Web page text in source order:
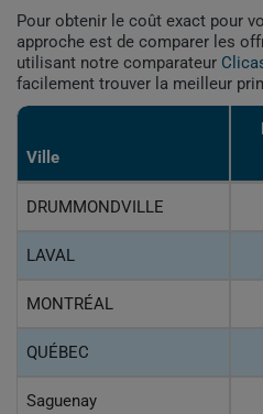
Pour obtenir le coût exact pour
approche est de comparer les
utilisant notre comparateur
facilement trouver la meilleur
Ville
DRUMMONDVILLE
LAVAL
MONTRÉAL
QUÉBEC
Saguenay